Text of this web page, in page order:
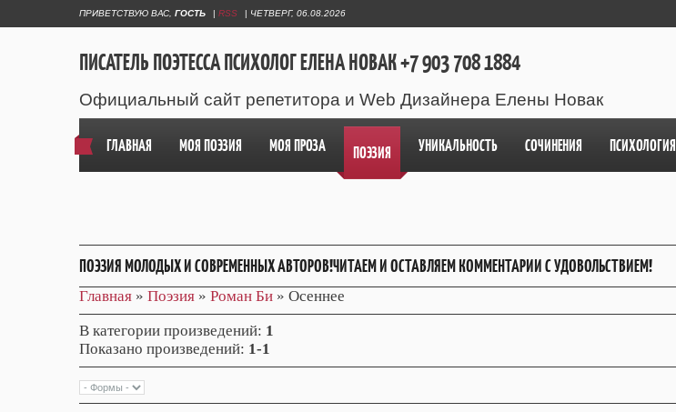
ПРИВЕТСТВУЮ ВАС ГОСТЬ | RSS | ЧЕТВЕРГ, 06.08.2026
ПИСАТЕЛЬ ПОЭТЕССА ПСИХОЛОГ ЕЛЕНА НОВАК +7 903 708 1884
Официальный сайт репетитора и Web Дизайнера Елены Новак
ГЛАВНАЯ МОЯ ПОЭЗИЯ МОЯ ПРОЗА ПОЭЗИЯ УНИКАЛЬНОСТЬ СОЧИНЕНИЯ ПСИХОЛОГИЯ
ПОЭЗИЯ МОЛОДЫХ И СОВРЕМЕННЫХ АВТОРОВ!ЧИТАЕМ И ОСТАВЛЯЕМ КОММЕНТАРИИ С УДОВОЛЬСТВИЕМ!
Главная » Поэзия » Роман Би » Осеннее
В категории произведений: 1
Показано произведений: 1-1